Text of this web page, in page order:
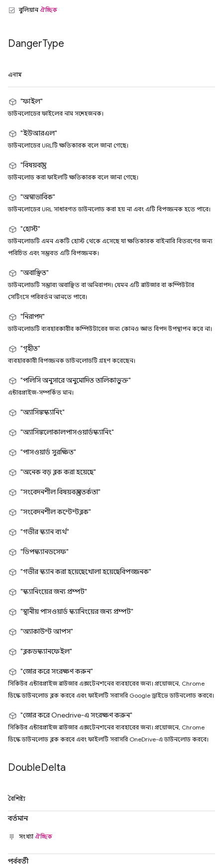
বুলিয়ানঐচ্ছিক
DangerType
এনাম
"ফাইল"
ডাউনলোডের ফাইলের নাম সন্দেহজনক।
"ইউআরএল"
ডাউনলোডের URLটি ক্ষতিকারক বলে জানা গেছে।
"বিষয়বস্তু"
ডাউনলোড করা ফাইলটি ক্ষতিকারক বলে জানা গেছে।
"অস্বাভাবিক"
ডাউনলোডের URL সাধারণত ডাউনলোড করা হয় না এবং এটি বিপজ্জনক হতে পারে।
"হোস্ট"
ডাউনলোডটি এমন একটি হোস্ট থেকে এসেছে যা ক্ষতিকারক বাইনারি বিতরণের জন্য
পরিচিত এবং সম্ভবত এটি বিপজ্জনক।
"অবাঞ্ছিত"
ডাউনলোডটি সম্ভাব্য অবাঞ্ছিত বা অনিরাপদ। যেমন এটি ব্রাউজার বা কম্পিউটার
সেটিংসে পরিবর্তন আনতে পারে।
"নিরাপদ"
ডাউনলোডটি ব্যবহারকারীর কম্পিউটারের জন্য কোনও জ্ঞাত বিপদ উপস্থাপন করে না।
"গৃহীত"
ব্যবহারকারী বিপজ্জনক ডাউনলোডটি গ্রহণ করেছেন।
"পলিসি অনুসারে অনুমোদিত তালিকাভুক্ত"
এন্টারপ্রাইজ-সম্পর্কিত মান।
"অ্যাসিঙ্কস্ক্যানিং"
"অ্যাসিঙ্কলোকালপাসওয়ার্ডস্ক্যানিং"
"পাসওয়ার্ড সুরক্ষিত"
"অনেক বড় ব্লক করা হয়েছে"
"সংবেদনশীল বিষয়বস্তু সতর্কতা"
"সংবেদনশীল কন্টেন্টব্লক"
"গভীর স্ক্যান ব্যর্থ"
"ডিপস্ক্যানডসেফ"
"গভীর স্ক্যান করা হয়েছেখোলা হয়েছেবিপজ্জনক"
"স্ক্যানিংয়ের জন্য প্রম্পট"
"স্থানীয় পাসওয়ার্ড স্ক্যানিংয়ের জন্য প্রম্পট"
"অ্যাকাউন্ট আপস"
"ব্লকডস্ক্যানফেইল"
"জোর করে সংরক্ষণ করুন"
সিকিউর এন্টারপ্রাইজ ব্রাউজার এক্সটেনশনের ব্যবহারের জন্য। প্রয়োজনে, Chrome
ডিস্কে ডাউনলোড ব্লক করবে এবং ফাইলটি সরাসরি Google ড্রাইভে ডাউনলোড করবে।
"জোর করে Onedrive-এ সংরক্ষণ করুন"
সিকিউর এন্টারপ্রাইজ ব্রাউজার এক্সটেনশনের ব্যবহারের জন্য। প্রয়োজনে, Chrome
ডিস্কে ডাউনলোড ব্লক করবে এবং ফাইলটি সরাসরি OneDrive-এ ডাউনলোড করবে।
DoubleDelta
বৈশিষ্ট্য
বর্তমান
সংখ্যাঐচ্ছিক
পূর্ববর্তী